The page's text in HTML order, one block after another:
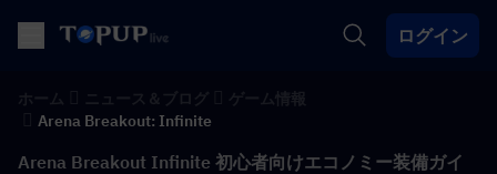
ログイン
Arena Breakout: Infinite
Arena Breakout Infinite 初心者向けエコノミー装備ガイ